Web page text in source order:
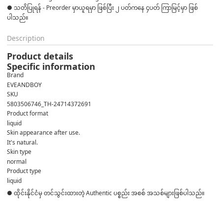
● သတိပြုရန် - Preorder မှာယူရမှာ ဖြစ်ပြီး ၂ ပတ်ကနေ ၄ပတ် ကြာမြင့်မှာ ဖြစ်
ပါသည်။
Description
Product details
Specific information
Brand
EVEANDBOY
SKU
5803506746_TH-24714372691
Product format
liquid
Skin appearance after use.
It's natural.
Skin type
normal
Product type
liquid
● ထိုင်းနိုင်ငံမှ တင်သွင်းထားတဲ့ Authentic ပစ္စည်း အစစ် အသစ်များဖြစ်ပါသည်။